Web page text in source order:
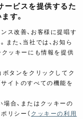
ービスを提供するた
す。
ス改善、お客様に提唱す
また、当社では、お知ら
クッキーにも情報を提供
ボタンをクリックしてク
イトのすべての機能を
合、またはクッキーの
リシー（ クッキーの利用